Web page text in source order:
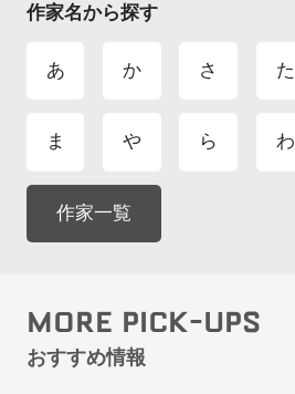
作家名から探す
あ か さ た
ま や ら わ
作家一覧
MORE PICK-UPS
おすすめ情報